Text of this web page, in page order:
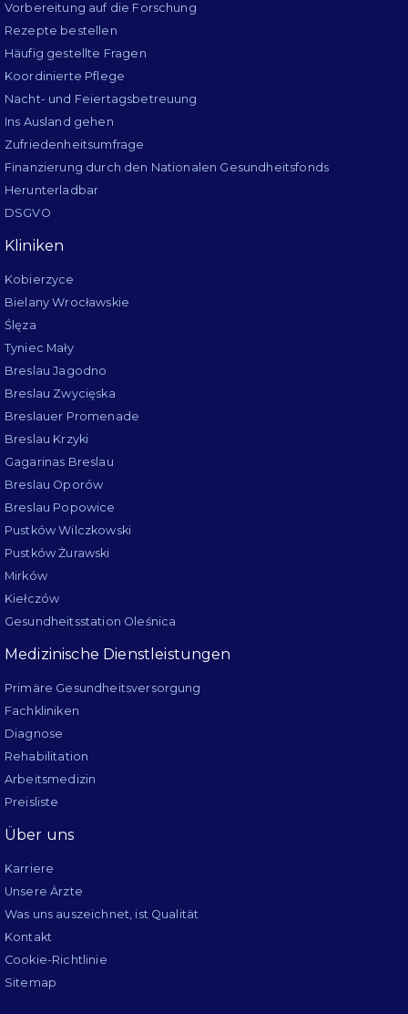
Vorbereitung auf die Forschung
Rezepte bestellen
Häufig gestellte Fragen
Koordinierte Pflege
Nacht- und Feiertagsbetreuung
Ins Ausland gehen
Zufriedenheitsumfrage
Finanzierung durch den Nationalen Gesundheitsfonds
Herunterladbar
DSGVO
Kliniken
Kobierzyce
Bielany Wrocławskie
Ślęza
Tyniec Mały
Breslau Jagodno
Breslau Zwycięska
Breslauer Promenade
Breslau Krzyki
Gagarinas Breslau
Breslau Oporów
Breslau Popowice
Pustków Wilczkowski
Pustków Żurawski
Mirków
Kiełczów
Gesundheitsstation Oleśnica
Medizinische Dienstleistungen
Primäre Gesundheitsversorgung
Fachkliniken
Diagnose
Rehabilitation
Arbeitsmedizin
Preisliste
Über uns
Karriere
Unsere Ärzte
Was uns auszeichnet, ist Qualität
Kontakt
Cookie-Richtlinie
Sitemap